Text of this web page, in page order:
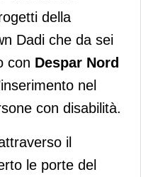
della
Dadi che da sei
con Despar Nord
nel
con disabilità.
il
le porte del